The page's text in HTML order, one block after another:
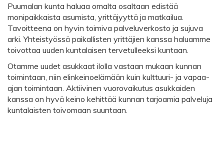
Puumalan kunta haluaa omalta osaltaan edistää
monipaikkaista asumista, yrittäjyyttä ja matkailua.
Tavoitteena on hyvin toimiva palveluverkosto ja sujuva
arki. Yhteistyössä paikallisten yrittäjien kanssa haluamme
toivottaa uuden kuntalaisen tervetulleeksi kuntaan.
Otamme uudet asukkaat ilolla vastaan mukaan kunnan
toimintaan, niin elinkeinoelämään kuin kulttuuri- ja vapaa-
ajan toimintaan. Aktiivinen vuorovaikutus asukkaiden
kanssa on hyvä keino kehittää kunnan tarjoamia palveluja
kuntalaisten toivomaan suuntaan.